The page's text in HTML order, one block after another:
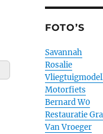
FOTO’S
Savannah
Rosalie
Motorfiets
Bernard W0
Restauratie
Van Vroeger